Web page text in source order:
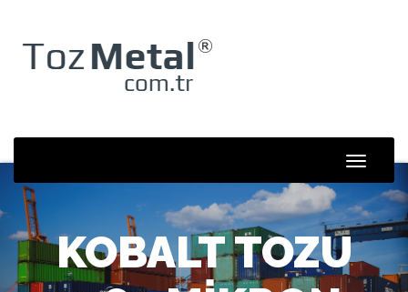
content
Toggle
KOBALT TOZU